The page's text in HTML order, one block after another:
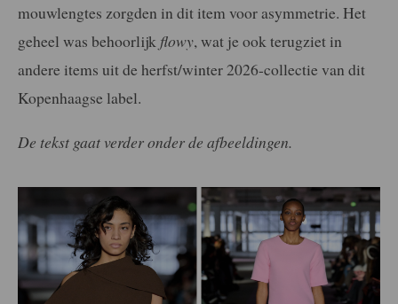
mouwlengtes zorgden in dit item voor asymmetrie. Het
geheel was behoorlijk flowy, wat je ook terugziet in
andere items uit de herfst/winter 2026-collectie van dit
Kopenhaagse label.
De tekst gaat verder onder de afbeeldingen.